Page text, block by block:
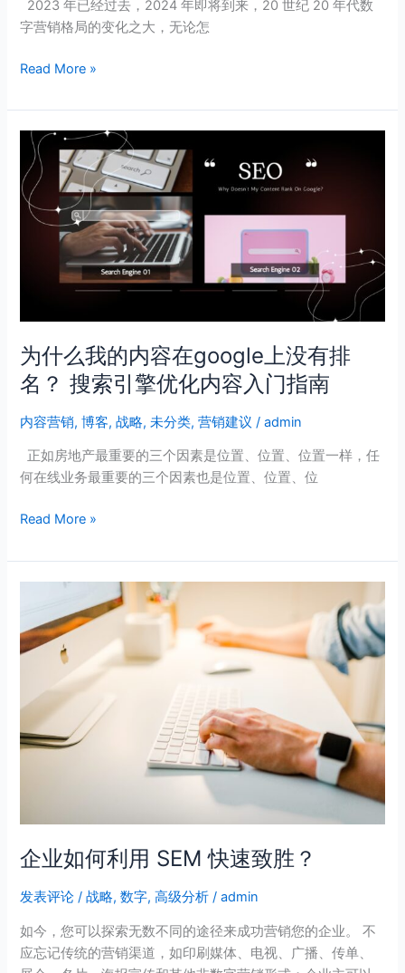
2023 年已经过去，2024 年即将到来，20 世纪 20 年代数
字营销格局的变化之大，无论怎
Read More »
为什么我的内容在google上没有排
名？ 搜索引擎优化内容入门指南
内容营销,博客,战略,未分类,营销建议 /admin
正如房地产最重要的三个因素是位置、位置、位置一样，任
何在线业务最重要的三个因素也是位置、位置、位
为
什
么
我
没
有
名？
索
引
擎
门
Read More »
企业如何利用 SEM 快速致胜？
发表评论 /战略,数字,高级分析 /admin
如今，您可以探索无数不同的途径来成功营销您的企业。 不
应忘记传统的营销渠道，如印刷媒体、电视、广播、传单、
如
何
用
SEM
快